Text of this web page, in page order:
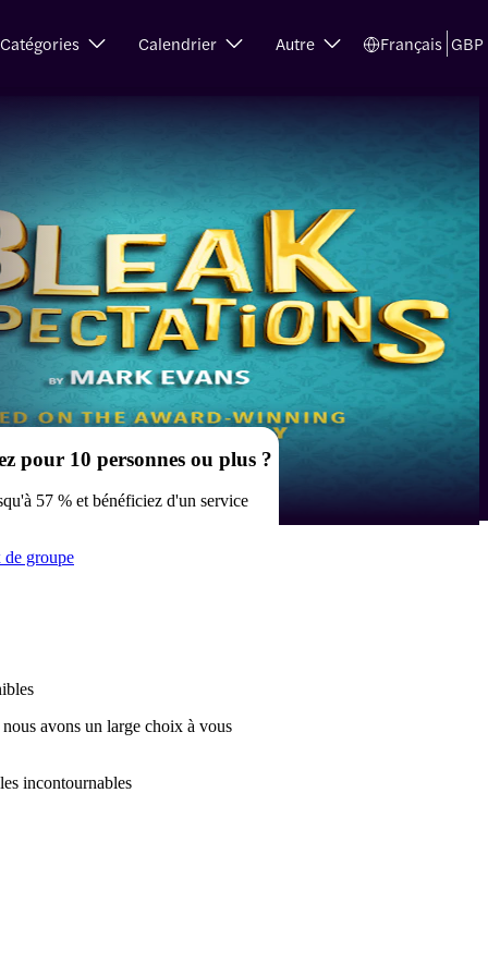
Catégories Calendrier Autre Français GBP
pour 10 personnes ou plus ?
57 % et bénéficiez d'un service
groupe
avons un large choix à vous
incontournables